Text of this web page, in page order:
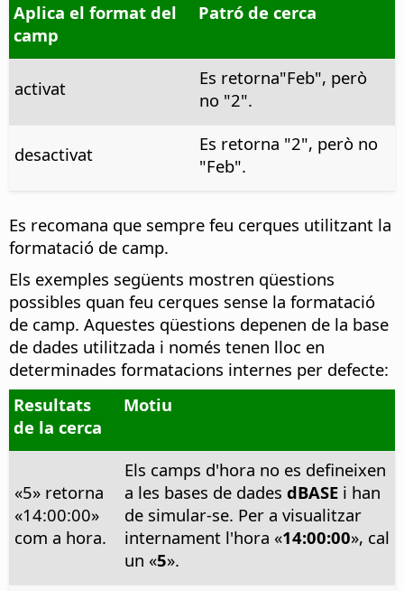
Aplica el format del
camp
Patró de cerca
activat
Es retorna"Feb", però
no "2".
desactivat
Es retorna "2", però no
"Feb".
Es recomana que sempre feu cerques utilitzant la
formatació de camp.
Els exemples següents mostren qüestions
possibles quan feu cerques sense la formatació
de camp. Aquestes qüestions depenen de la base
de dades utilitzada i només tenen lloc en
determinades formatacions internes per defecte:
Resultats
de la cerca
Motiu
«5» retorna
«14:00:00»
com a hora.
Els camps d'hora no es defineixen
a les bases de dades dBASEi han
de simular-se. Per a visualitzar
internament l'hora «14:00:00», cal
un «5».